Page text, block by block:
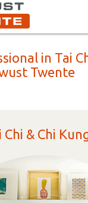
in Tai
Twente
Chi & Chi